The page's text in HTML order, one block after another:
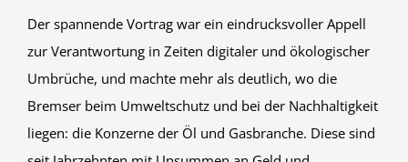
Der spannende Vortrag war ein eindrucksvoller Appell
zur Verantwortung in Zeiten digitaler und ökologischer
Umbrüche, und machte mehr als deutlich, wo die
Bremser beim Umweltschutz und bei der Nachhaltigkeit
liegen: die Konzerne der Öl und Gasbranche. Diese sind